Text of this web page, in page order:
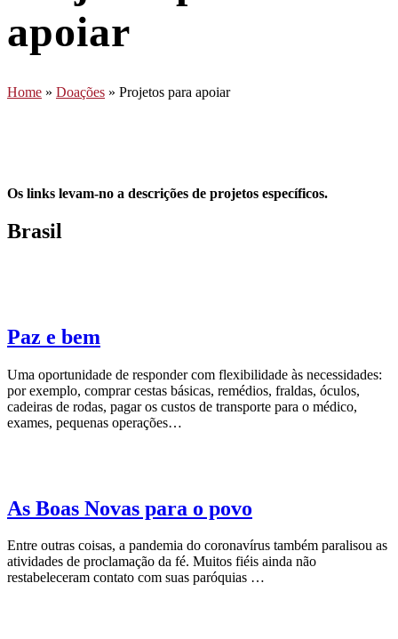
apoiar
Home » Doações » Projetos para apoiar
Os links levam-no a descrições de projetos específicos.
Brasil
Paz e bem
Uma oportunidade de responder com flexibilidade às necessidades:
por exemplo, comprar cestas básicas, remédios, fraldas, óculos,
cadeiras de rodas, pagar os custos de transporte para o médico,
exames, pequenas operações…
As Boas Novas para o povo
Entre outras coisas, a pandemia do coronavírus também paralisou as
atividades de proclamação da fé. Muitos fiéis ainda não
restabeleceram contato com suas paróquias …